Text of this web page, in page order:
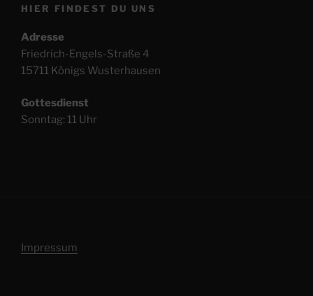
HIER FINDEST DU UNS
Adresse
Friedrich-Engels-Straße 4
15711 Königs Wusterhausen
Gottesdienst
Sonntag: 11 Uhr
Impressum